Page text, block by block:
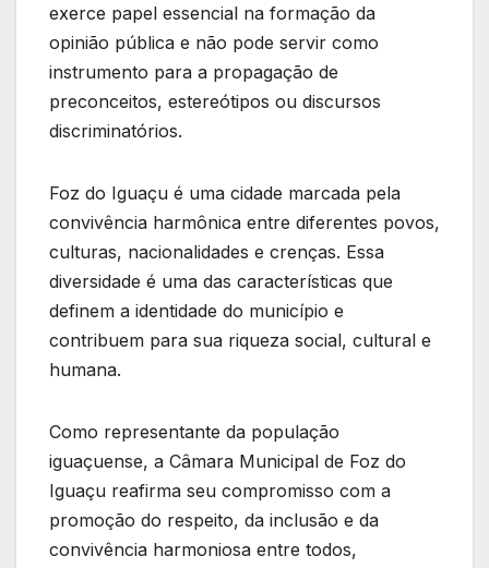
exerce papel essencial na formação da
opinião pública e não pode servir como
instrumento para a propagação de
preconceitos, estereótipos ou discursos
discriminatórios.
Foz do Iguaçu é uma cidade marcada pela
convivência harmônica entre diferentes povos,
culturas, nacionalidades e crenças. Essa
diversidade é uma das características que
definem a identidade do município e
contribuem para sua riqueza social, cultural e
humana.
Como representante da população
iguaçuense, a Câmara Municipal de Foz do
Iguaçu reafirma seu compromisso com a
promoção do respeito, da inclusão e da
convivência harmoniosa entre todos,